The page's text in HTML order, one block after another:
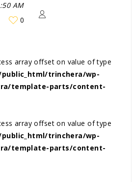
AM
0
array offset on value of type
trinchera/wp-
template-parts/content-
array offset on value of type
trinchera/wp-
template-parts/content-